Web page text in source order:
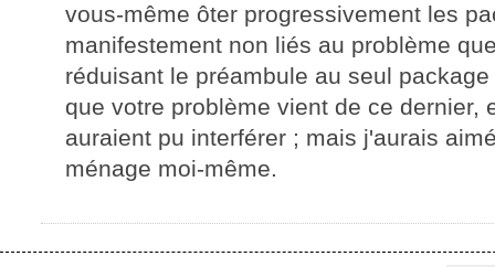
vous-même ôter progressivement les
manifestement non liés au problème
réduisant le préambule au seul package
que votre problème vient de ce dernier,
auraient pu interférer ; mais j'aurais
ménage moi-même.